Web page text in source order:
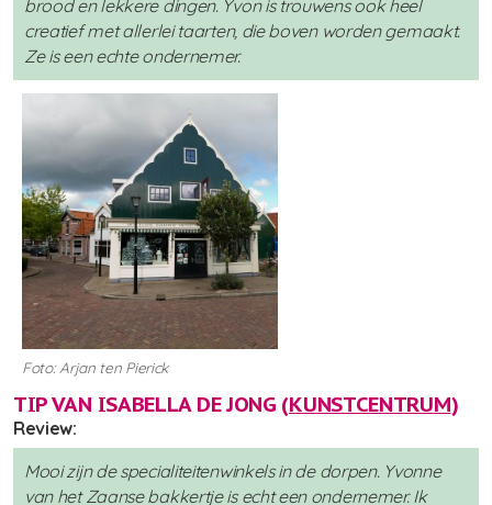
brood en lekkere dingen. Yvon is trouwens ook heel
creatief met allerlei taarten, die boven worden gemaakt.
Ze is een echte ondernemer.
Foto: Arjan ten Pierick
TIP VAN ISABELLA DE JONG (KUNSTCENTRUM)
Review:
Mooi zijn de specialiteitenwinkels in de dorpen. Yvonne
van het Zaanse bakkertje is echt een ondernemer. Ik